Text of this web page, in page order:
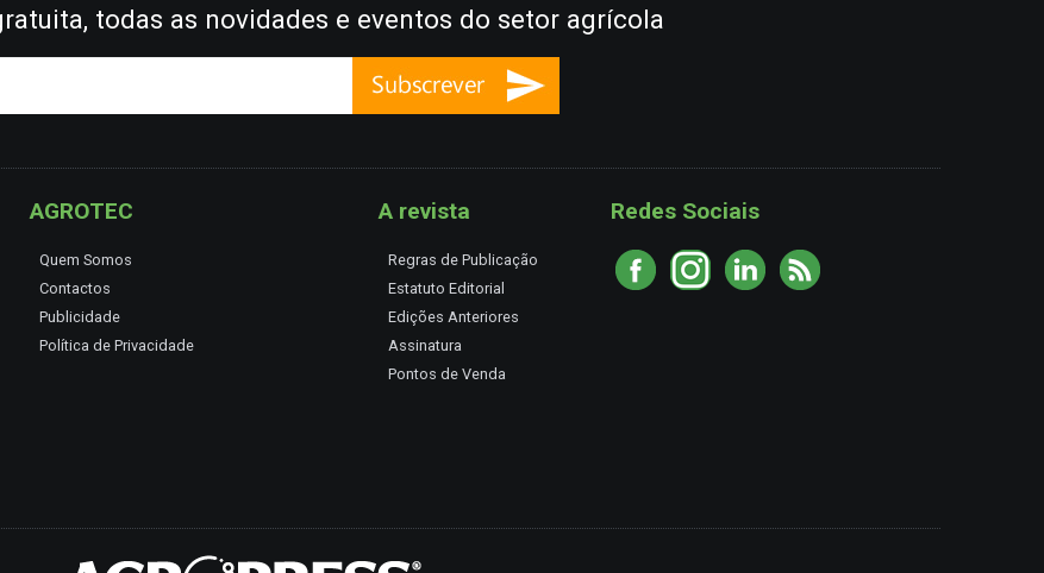
todas as novidades e eventos do setor agrícola
AGROTEC
Quem Somos
Contactos
Publicidade
Política de Privacidade
A revista
Regras de Publicação
Estatuto Editorial
Edições Anteriores
Assinatura
Pontos de Venda
Redes Sociais